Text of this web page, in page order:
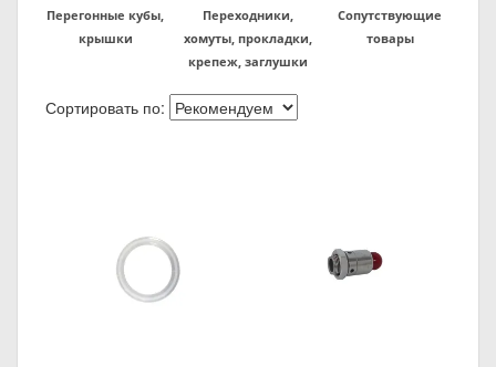
Перегонные кубы,
крышки
Переходники,
хомуты, прокладки,
крепеж, заглушки
Сопутствующие
товары
Сортировать по: